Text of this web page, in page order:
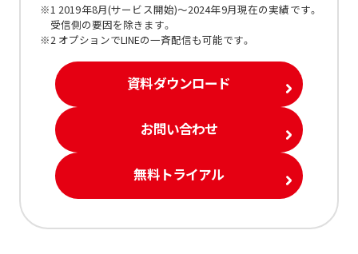
※1 2019年8月(サービス開始)～2024年9月現在の実績です。
受信側の要因を除きます。
※2 オプションでLINEの一斉配信も可能です。
資料ダウンロード
お問い合わせ
無料トライアル